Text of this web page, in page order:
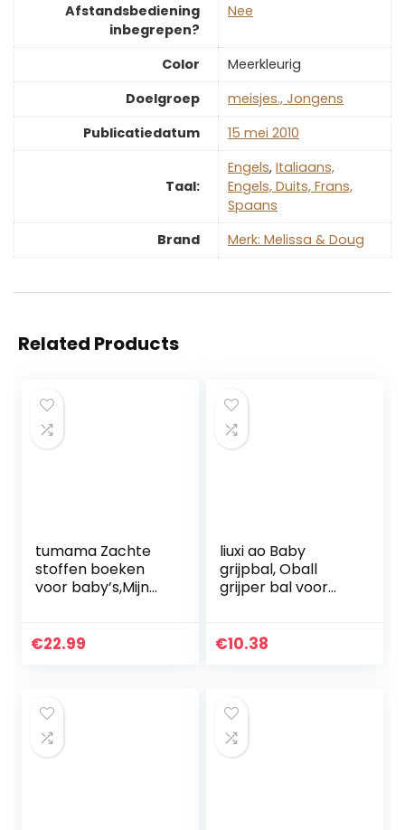
Afstandsbediening
inbegrepen?
‎Nee
Color
‎Meerkleurig
Doelgroep
‎meisjes., Jongens
Publicatiedatum
‎15 mei 2010
Taal:
‎Engels, ‎Italiaans,
Engels, Duits, Frans,
Spaans
Brand
Merk: Melissa & Doug
Related Products
tumama Zachte
stoffen boeken
voor baby’s,Mijn
ontwikkeling
€22.99
liuxi ao Baby
grijpbal, Oball
grijper bal voor
en gemakkelijk
€10.38